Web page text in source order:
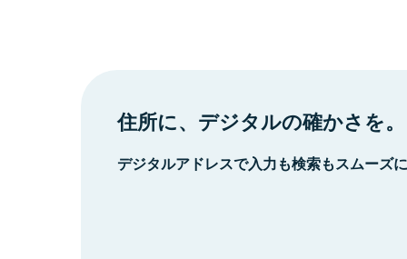
住所に、デジタルの確かさを。
デジタルアドレスで入力も検索もスムーズ